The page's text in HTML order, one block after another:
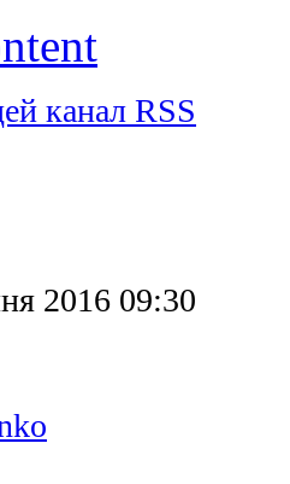
канал RSS
2016 09:30